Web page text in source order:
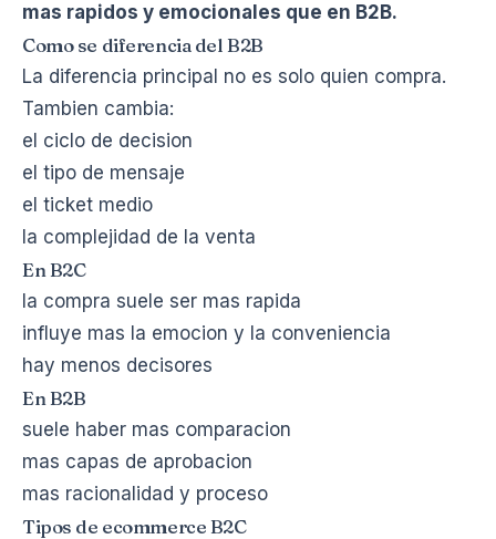
mas rapidos y emocionales que en B2B.
Como se diferencia del B2B
La diferencia principal no es solo quien compra.
Tambien cambia:
el ciclo de decision
el tipo de mensaje
el ticket medio
la complejidad de la venta
En B2C
la compra suele ser mas rapida
influye mas la emocion y la conveniencia
hay menos decisores
En B2B
suele haber mas comparacion
mas capas de aprobacion
mas racionalidad y proceso
Tipos de ecommerce B2C